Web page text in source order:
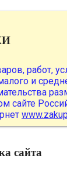
работ,
и
сайте
сайта